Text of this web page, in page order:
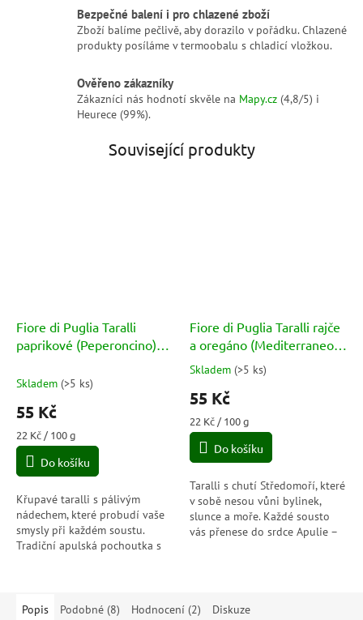
Bezpečné balení i pro chlazené zboží
Zboží balíme pečlivě, aby dorazilo v pořádku. Chlazené
produkty posíláme v termoobalu s chladicí vložkou.
Ověřeno zákazníky
Zákazníci nás hodnotí skvěle na Mapy.cz (4,8/5) i
Heurece (99%).
Související produkty
Fiore di Puglia Taralli
paprikové (Peperoncino)
Skladem (>5 ks)
55 Kč
Měrná
cena:
22 Kč / 100 g
Do košíku
Křupavé taralli s pálivým
nádechem, které probudí vaše
smysly při každém soustu.
Tradiční apulská pochoutka s
Fiore di Puglia Taralli rajče
a oregáno (Mediterraneo
Tomato a Oregano) 250g
Průměrné
hodnocení
produktu
je
4,3
5
hvězdiček.
Skladem (>5 ks)
55 Kč
Měrná
cena:
22 Kč / 100 g
Do košíku
Taralli s chutí Středomoří, které
v sobě nesou vůni bylinek,
slunce a moře. Každé sousto
vás přenese do srdce Apulie –
Popis Podobné (8) Hodnocení (2) Diskuze